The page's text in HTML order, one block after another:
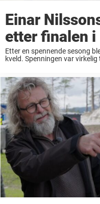
Einar
etter finalen
Etter en spennende sesong
kveld. Spenningen var